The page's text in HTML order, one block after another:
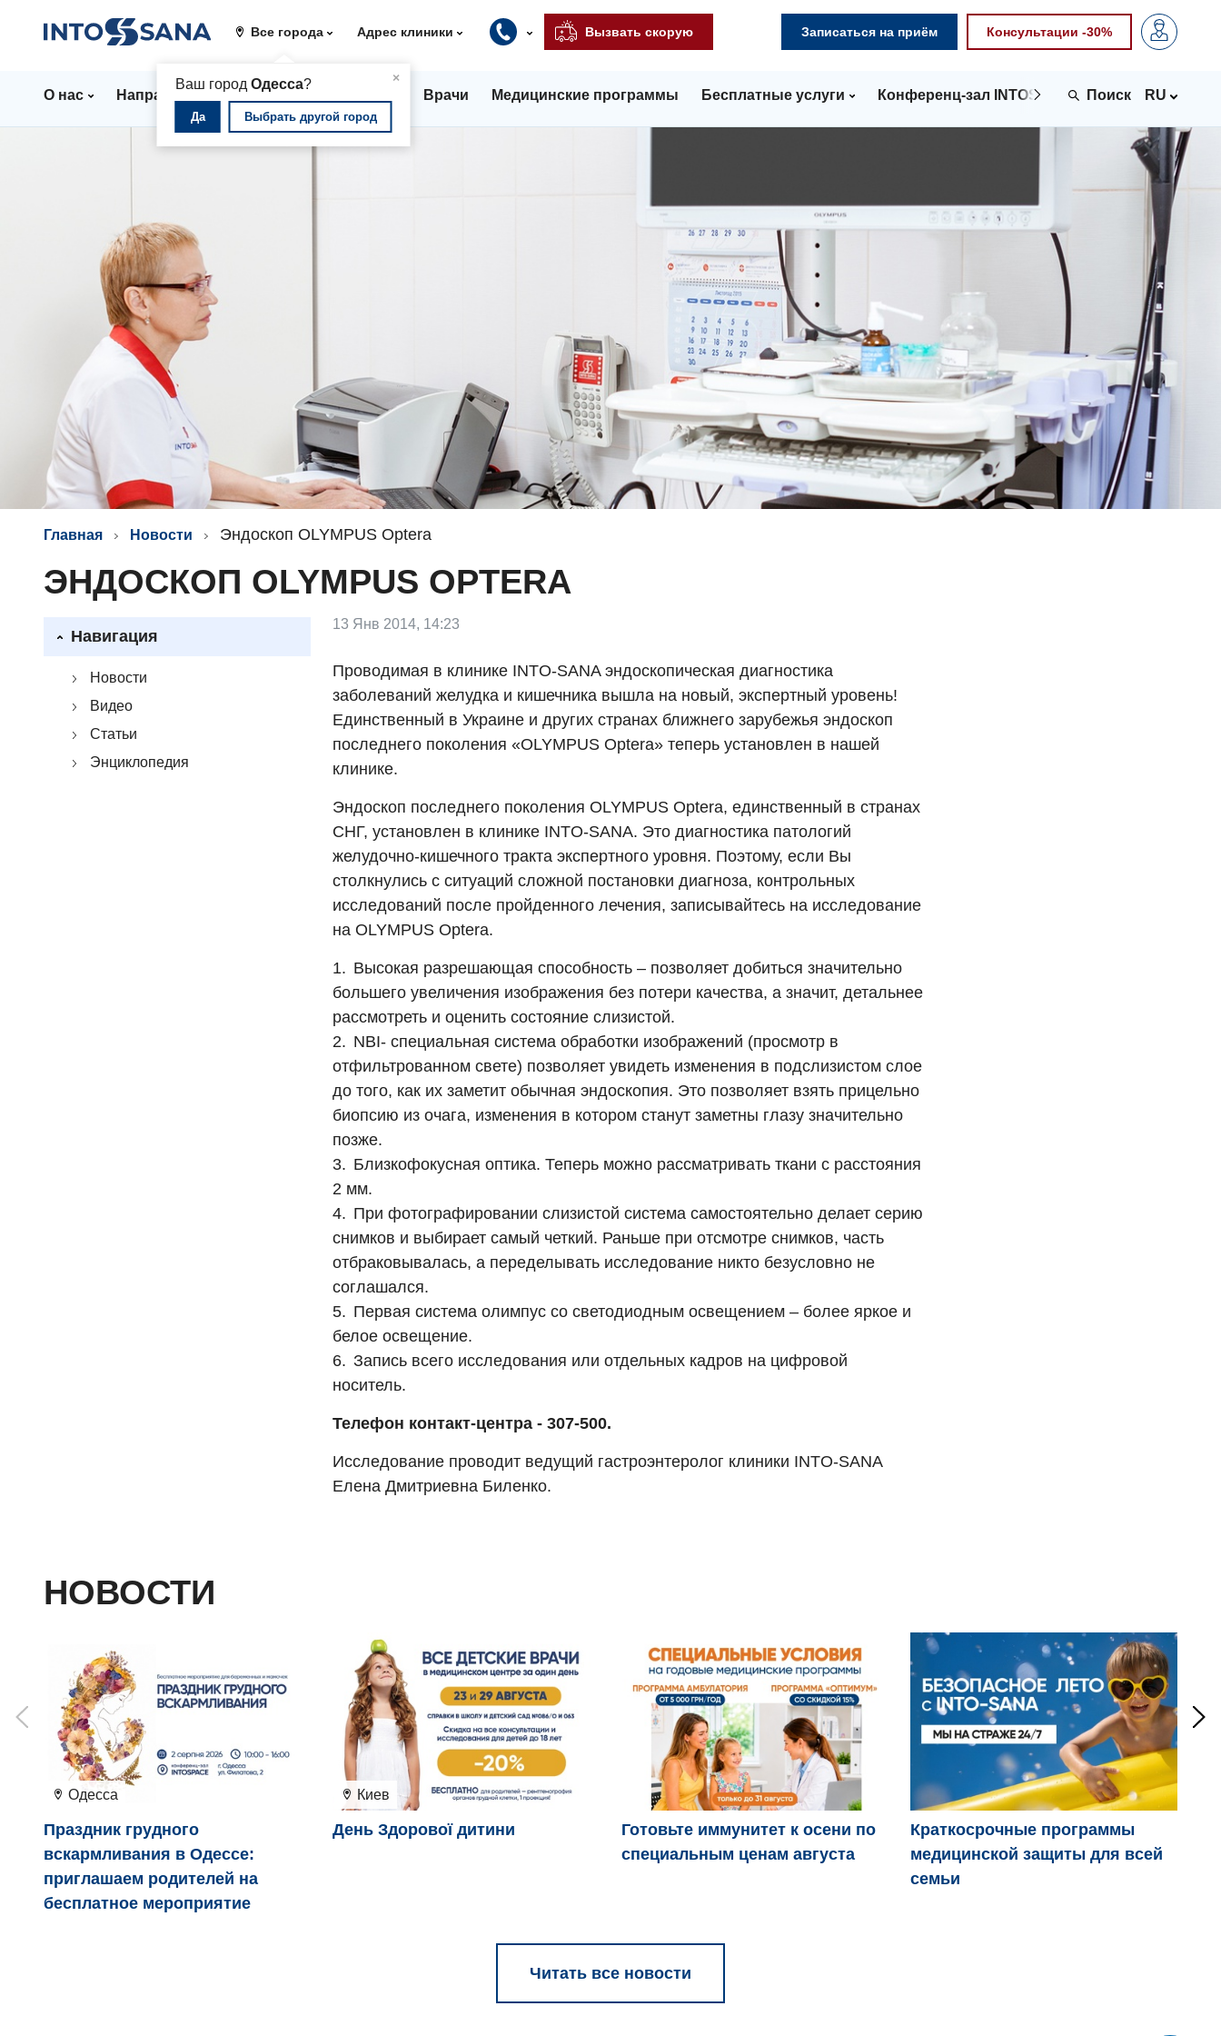
Все города
×
Ваш город Одесса?
Да Выбрать другой город
Адрес клиники Вызвать скорую Записаться на приём Консультации -30%
О нас Направления Стационар Врачи Медицинские программы Бесплатные услуги Конференц-зал INTOSPACE Контакты
RU
Главная Новости Эндоскоп OLYMPUS Optera
ЭНДОСКОП OLYMPUS OPTERA
Навигация
Новости
Видео
Статьи
Энциклопедия
13 Янв 2014, 14:23
Проводимая в клинике INTO-SANA эндоскопическая диагностика
заболеваний желудка и кишечника вышла на новый, экспертный уровень!
Единственный в Украине и других странах ближнего зарубежья эндоскоп
последнего поколения «OLYMPUS Optera» теперь установлен в нашей
клинике.
Эндоскоп последнего поколения OLYMPUS Optera, единственный в странах
СНГ, установлен в клинике INTO-SANA. Это диагностика патологий
желудочно-кишечного тракта экспертного уровня. Поэтому, если Вы
столкнулись с ситуаций сложной постановки диагноза, контрольных
исследований после пройденного лечения, записывайтесь на исследование
на OLYMPUS Optera.
Высокая разрешающая способность – позволяет добиться значительно
большего увеличения изображения без потери качества, а значит, детальнее
рассмотреть и оценить состояние слизистой.
NBI- специальная система обработки изображений (просмотр в
отфильтрованном свете) позволяет увидеть изменения в подслизистом слое
до того, как их заметит обычная эндоскопия. Это позволяет взять прицельно
биопсию из очага, изменения в котором станут заметны глазу значительно
позже.
Близкофокусная оптика. Теперь можно рассматривать ткани с расстояния
2 мм.
При фотографировании слизистой система самостоятельно делает серию
снимков и выбирает самый четкий. Раньше при отсмотре снимков, часть
отбраковывалась, а переделывать исследование никто безусловно не
соглашался.
Первая система олимпус со светодиодным освещением – более яркое и
белое освещение.
Запись всего исследования или отдельных кадров на цифровой
носитель.
Телефон контакт-центра - 307-500.
Исследование проводит ведущий гастроэнтеролог клиники INTO-SANA
Елена Дмитриевна Биленко.
НОВОСТИ
Одесса
Праздник грудного
вскармливания в Одессе:
приглашаем родителей на
бесплатное мероприятие
Киев
День Здорової дитини
Готовьте иммунитет к осени по
специальным ценам августа
Краткосрочные программы
медицинской защиты для всей
семьи
Читать все новости